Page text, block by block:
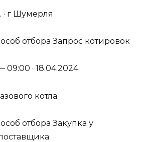
г Шумерля
отбора Запрос котировок
09:00 · 18.04.2024
котла
отбора Закупка у